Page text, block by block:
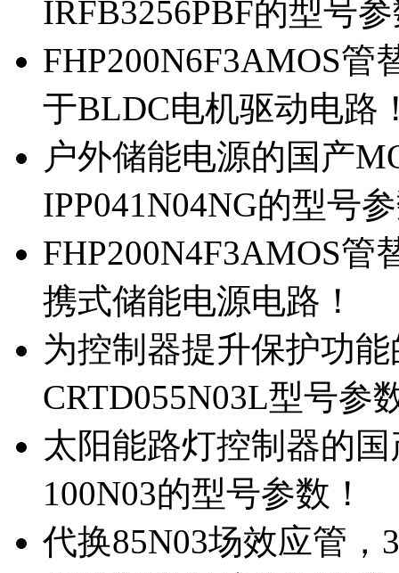
IRFB3256PBF的型号
FHP200N6F3AMOS管
于BLDC电机驱动电路
户外储能电源的国产
IPP041N04NG的型号
FHP200N4F3AMOS管
携式储能电源电路！
为控制器提升保护功
CRTD055N03L型号参
太阳能路灯控制器的
100N03的型号参数！
代换85N03场效应管